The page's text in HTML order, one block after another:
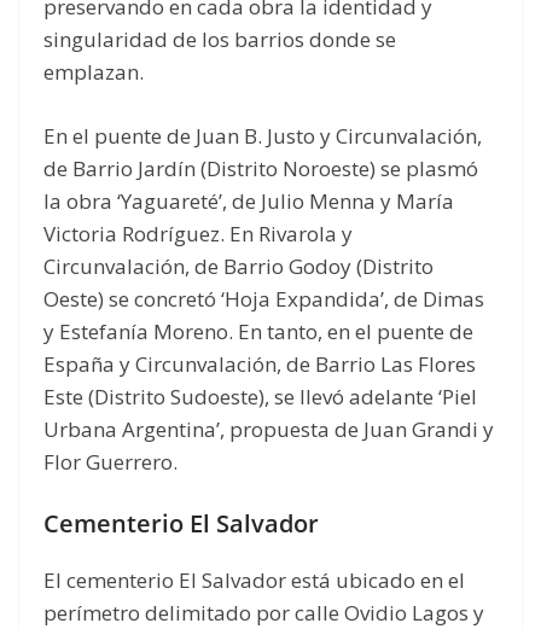
preservando en cada obra la identidad y
singularidad de los barrios donde se
emplazan.
En el puente de Juan B. Justo y Circunvalación,
de Barrio Jardín (Distrito Noroeste) se plasmó
la obra ‘Yaguareté’, de Julio Menna y María
Victoria Rodríguez. En Rivarola y
Circunvalación, de Barrio Godoy (Distrito
Oeste) se concretó ‘Hoja Expandida’, de Dimas
y Estefanía Moreno. En tanto, en el puente de
España y Circunvalación, de Barrio Las Flores
Este (Distrito Sudoeste), se llevó adelante ‘Piel
Urbana Argentina’, propuesta de Juan Grandi y
Flor Guerrero.
Cementerio El Salvador
El cementerio El Salvador está ubicado en el
perímetro delimitado por calle Ovidio Lagos y